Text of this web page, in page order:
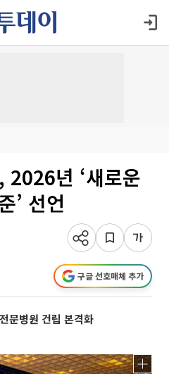
2026년 ‘새로운
’ 선언
구글 선호매체 추가
문병원 건립 본격화